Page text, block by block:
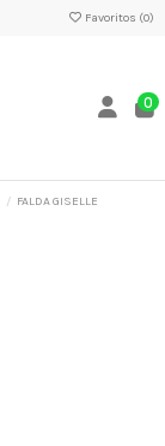
Favoritos (0)
0
FALDA GISELLE